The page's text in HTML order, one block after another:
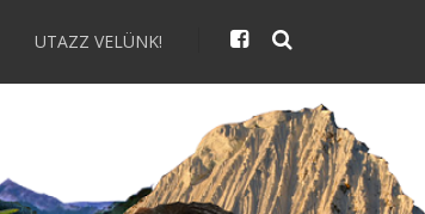
UTAZZ VELÜNK!